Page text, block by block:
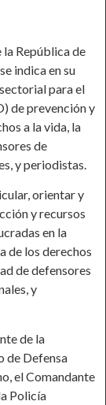
la República de
indica en su
para el
de prevención y
a la vida, la
de
y periodistas.
orientar y
y recursos
en la
de los derechos
de defensores
y
de la
de Defensa
el Comandante
Policía